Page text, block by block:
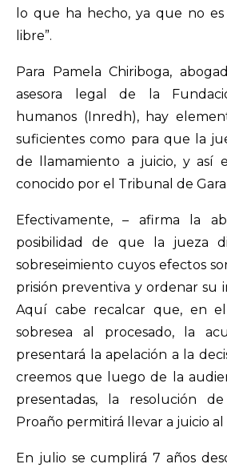
lo que ha hecho, ya que no
libre”.
Para Pamela Chiriboga,
asesora legal de la
humanos (Inredh), hay
suficientes como para que la
de llamamiento a juicio, y así
conocido por el Tribunal de
Efectivamente, – afirma la
posibilidad de que la jueza
sobreseimiento cuyos efectos
prisión preventiva y ordenar su
Aquí cabe recalcar que, en
sobresea al procesado, la
presentará la apelación a la
creemos que luego de la
presentadas, la resolución
Proaño permitirá llevar a juicio al
En julio se cumplirá 7 años